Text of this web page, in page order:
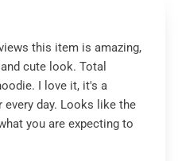
this item is amazing,
cute look. Total
I love it, it's a
day. Looks like the
you are expecting to